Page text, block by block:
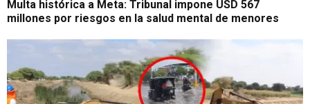
Multa histórica a Meta: Tribunal impone USD 567
millones por riesgos en la salud mental de menores